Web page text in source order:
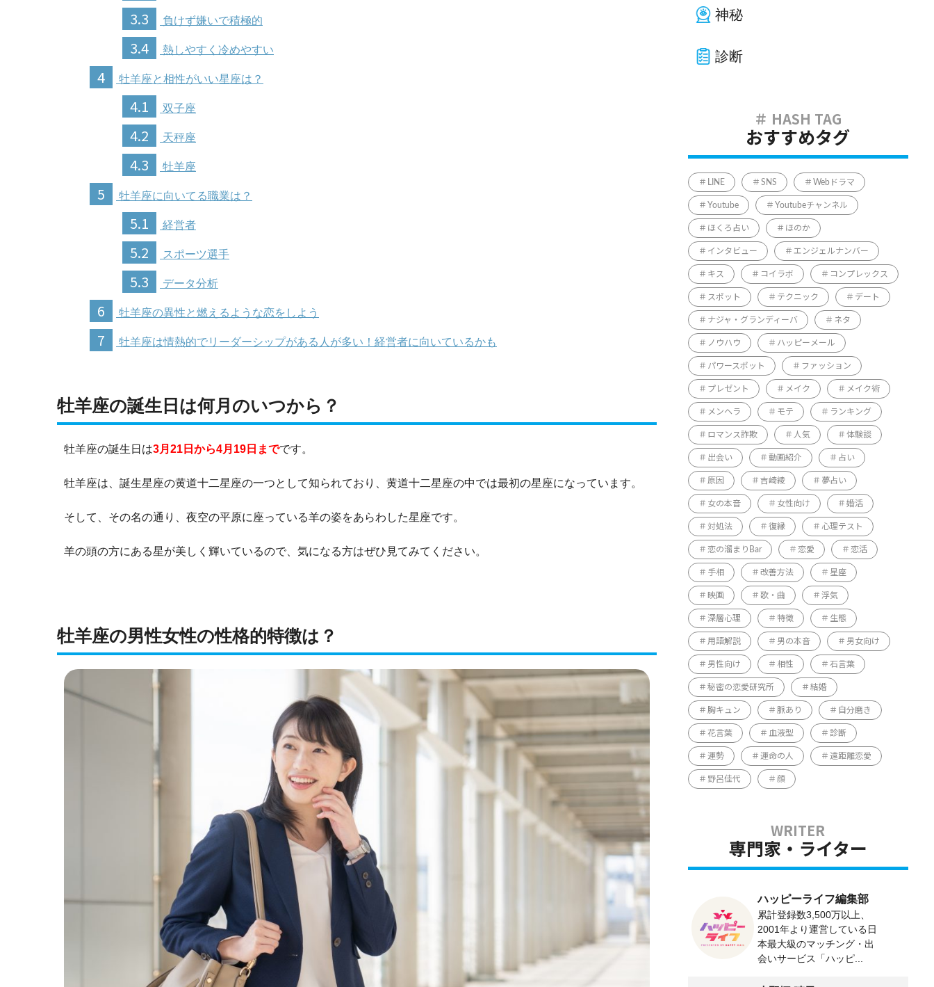
3.3 負けず嫌いで積極的
3.4 熱しやすく冷めやすい
4 牡羊座と相性がいい星座は？
4.1 双子座
4.2 天秤座
4.3 牡羊座
5 牡羊座に向いてる職業は？
5.1 経営者
5.2 スポーツ選手
5.3 データ分析
6 牡羊座の異性と燃えるような恋をしよう
7 牡羊座は情熱的でリーダーシップがある人が多い！経営者に向いているかも
牡羊座の誕生日は何月のいつから？
牡羊座の誕生日は3月21日から4月19日 までです。
牡羊座は、誕生星座の黄道十二星座の一つとして知られており、黄道十二星座の中では最初の星座になっています。
そして、その名の通り、夜空の平原に座っている羊の姿をあらわした星座です。
羊の頭の方にある星が美しく輝いているので、気になる方はぜひ見てみてください。
牡羊座の男性女性の性格的特徴は？
神秘
診断
おすすめタグ
LINE SNS Webドラマ
Youtube Youtubeチャンネル
ほくろ占い ほのか
インタビュー エンジェルナンバー
キス コイラボ コンプレックス
スポット テクニック デート
ナジャ・グランディーバ ネタ
ノウハウ ハッピーメール
パワースポット ファッション
プレゼント メイク メイク術
メンヘラ モテ ランキング
ロマンス詐欺 人気 体験談
出会い 動画紹介 占い
原因 吉崎綾 夢占い
女の本音 女性向け 婚活
対処法 復縁 心理テスト
恋の溜まりBar 恋愛 恋活
手相 改善方法 星座
映画 歌・曲 浮気
深層心理 特徴 生態
用語解説 男の本音 男女向け
男性向け 相性 石言葉
秘密の恋愛研究所 結婚
胸キュン 脈あり 自分磨き
花言葉 血液型 診断
運勢 運命の人 遠距離恋愛
野呂佳代 顔
専門家・ライター
ハッピーライフ編集部
累計登録数3,500万以上、
2001年より運営している日
本最大級のマッチング・出
会いサービス「ハッピ...